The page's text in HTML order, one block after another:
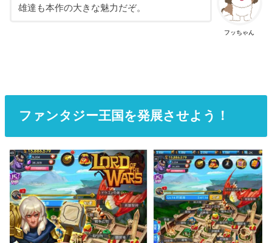
フッちゃん
雄達も本作の大きな魅力だぞ。
ファンタジー王国を発展させよう！